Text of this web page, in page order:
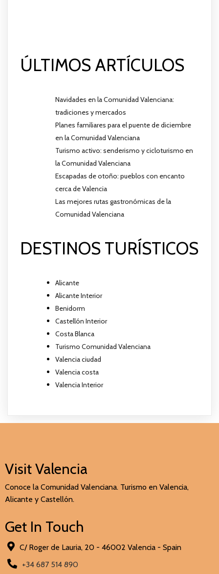
ÚLTIMOS ARTÍCULOS
Navidades en la Comunidad Valenciana:
tradiciones y mercados
Planes familiares para el puente de diciembre
en la Comunidad Valenciana
Turismo activo: senderismo y cicloturismo en
la Comunidad Valenciana
Escapadas de otoño: pueblos con encanto
cerca de Valencia
Las mejores rutas gastronómicas de la
Comunidad Valenciana
DESTINOS TURÍSTICOS
Alicante
Alicante Interior
Benidorm
Castellón Interior
Costa Blanca
Turismo Comunidad Valenciana
Valencia ciudad
Valencia costa
Valencia Interior
Visit Valencia
Conoce la Comunidad Valenciana. Turismo en Valencia,
Alicante y Castellón.
Get In Touch
C/ Roger de Lauria, 20 - 46002 Valencia - Spain
+34 687 514 890